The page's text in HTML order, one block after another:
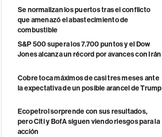
Se normalizan los puertos tras el conflicto
que amenazó el abastecimiento de
combustible
S&P 500 supera los 7.700 puntos y el Dow
Jones alcanza un récord por avances con Irán
Cobre toca máximos de casi tres meses ante
la expectativa de un posible arancel de Trump
Ecopetrol sorprende con sus resultados,
pero Citi y BofA siguen viendo riesgos para la
acción